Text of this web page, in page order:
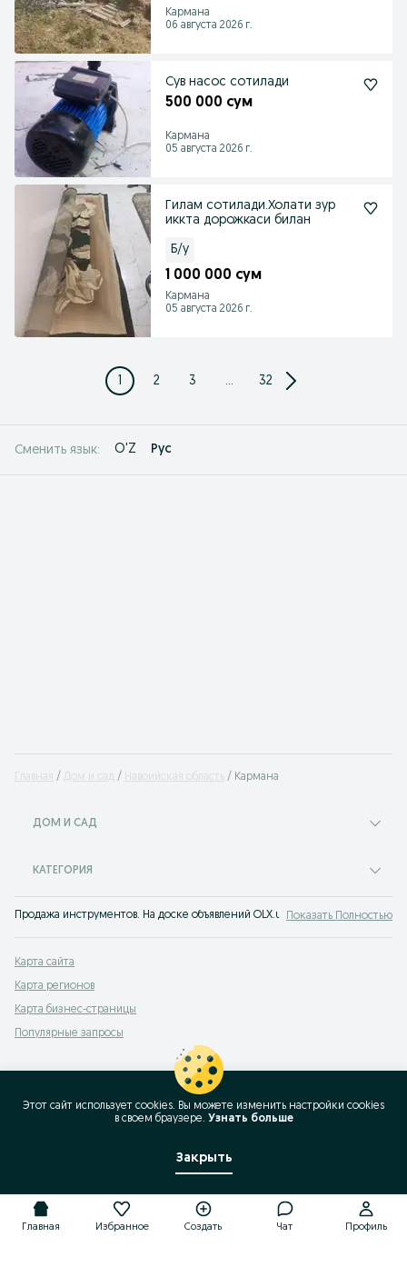
Кармана
06 августа 2026 г.
Сув насос сотилади
500 000 сум
Кармана
05 августа 2026 г.
Гилам сотилади.Холати зур
иккта дорожкаси билан
Б/у
1 000 000 сум
Кармана
05 августа 2026 г.
1 2 3 ... 32
Сменить язык: O'Z Рус
Главная Дом и сад Навоийская область Кармана
ДОМ И САД
КАТЕГОРИЯ
Продажа инструментов. На доске объявлений OLX.uz Кармана можно
Показать Полностью
Карта сайта
Карта регионов
Карта бизнес-страницы
Популярные запросы
Главная Избранное Создать Чат Профиль
Этот сайт использует cookies. Вы можете изменить настройки cookies
в своeм браузере. Узнать больше
Закрыть